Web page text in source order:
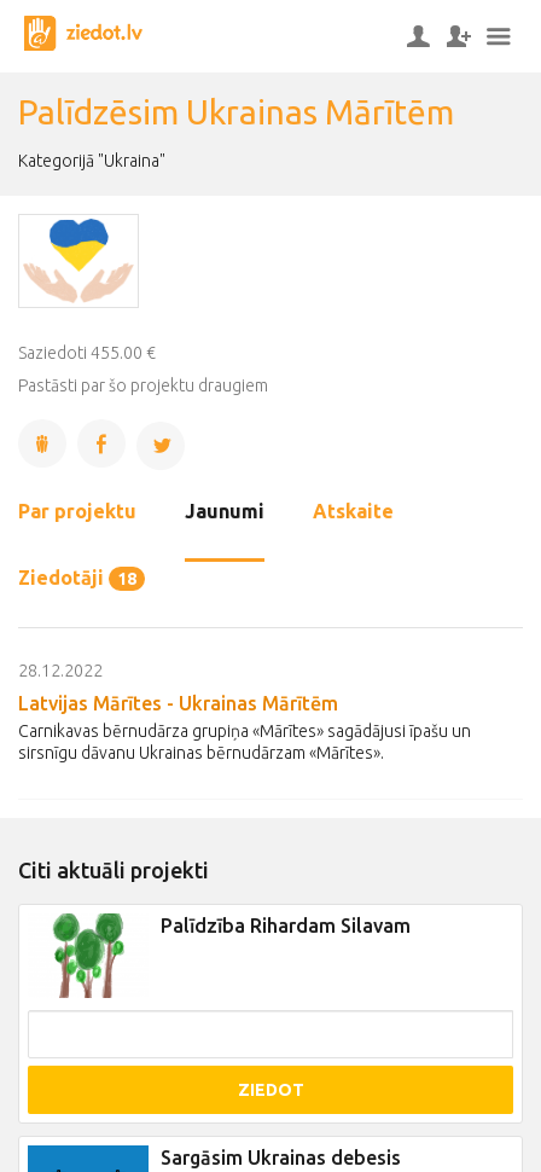
Palīdzēsim Ukrainas Mārītēm
Kategorijā "Ukraina"
Saziedoti 455.00 €
Pastāsti par šo projektu draugiem
Par projektu Jaunumi Atskaite
Ziedotāji 18
28.12.2022
Latvijas Mārītes - Ukrainas Mārītēm
Carnikavas bērnudārza grupiņa «Mārītes» sagādājusi īpašu un
sirsnīgu dāvanu Ukrainas bērnudārzam «Mārītes».
Citi aktuāli projekti
Palīdzība Rihardam Silavam
ZIEDOT
Sargāsim Ukrainas debesis